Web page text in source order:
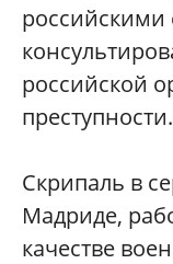
российскими
российской
преступности.
Скрипаль в
Мадриде,
качестве